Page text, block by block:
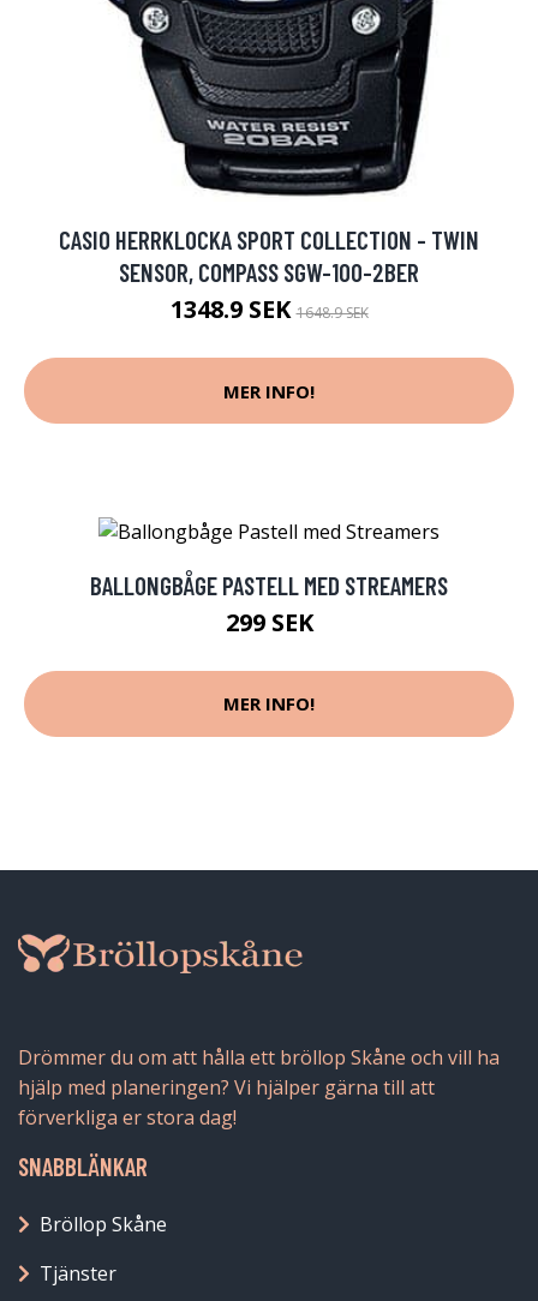
CASIO HERRKLOCKA SPORT COLLECTION - TWIN
SENSOR, COMPASS SGW-100-2BER
1348.9 SEK1648.9 SEK
MER INFO!
BALLONGBÅGE PASTELL MED STREAMERS
299 SEK
MER INFO!
Drömmer du om att hålla ett bröllop Skåne och vill ha
hjälp med planeringen? Vi hjälper gärna till att
förverkliga er stora dag!
SNABBLÄNKAR
Bröllop Skåne
Tjänster